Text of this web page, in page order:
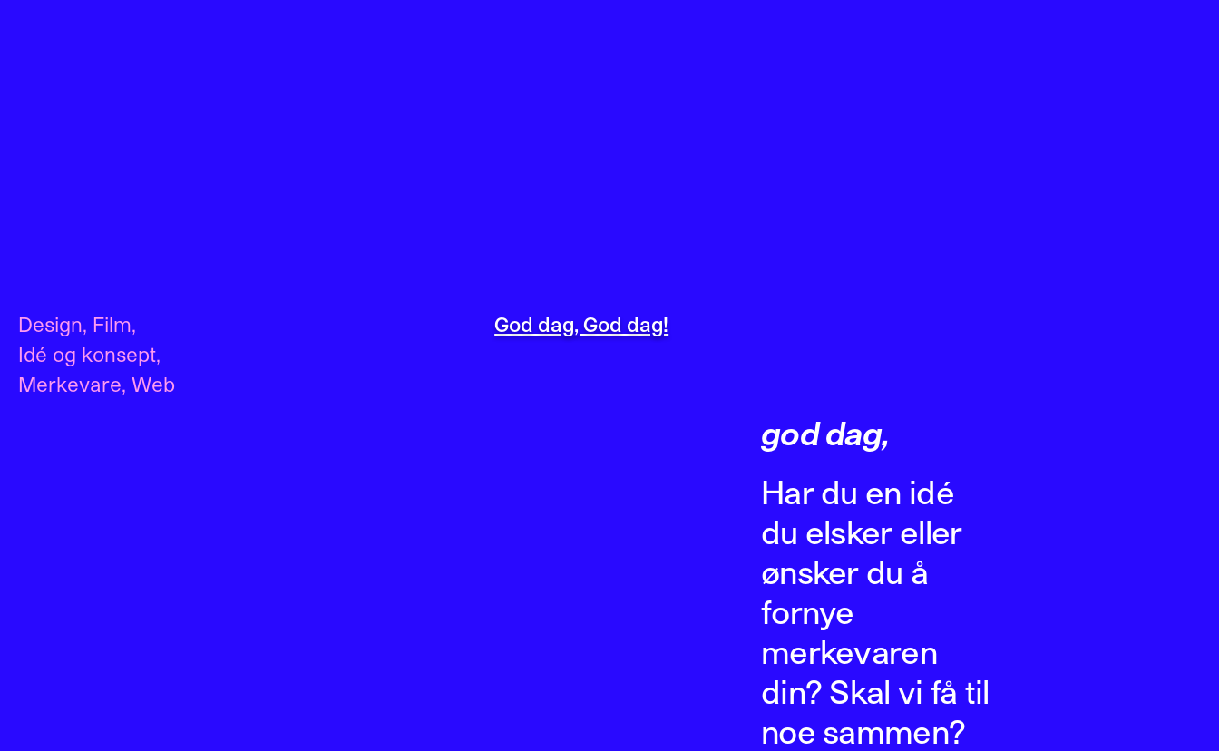
Design, Film,
Idé og konsept,
Merkevare, Web
God dag, God dag!
god dag,
Har du en idé
du elsker eller
ønsker du å
fornye
merkevaren
din? Skal vi få til
noe sammen?